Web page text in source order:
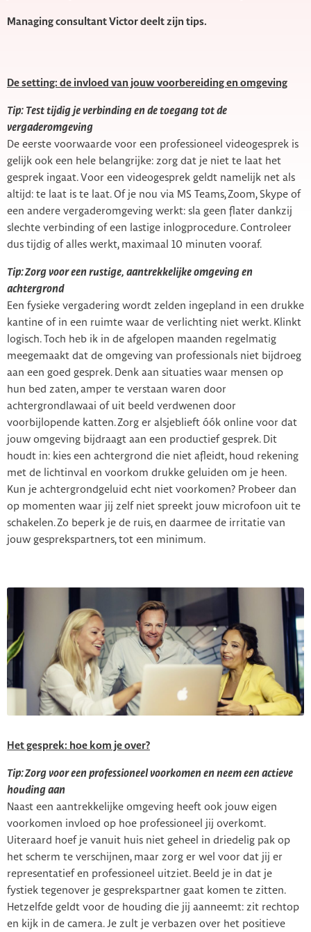
Managing consultant Victor deelt zijn tips.
De setting: de invloed van jouw voorbereiding en omgeving
Tip: Test tijdig je verbinding en de toegang tot de
vergaderomgeving
De eerste voorwaarde voor een professioneel videogesprek is
gelijk ook een hele belangrijke: zorg dat je niet te laat het
gesprek ingaat. Voor een videogesprek geldt namelijk net als
altijd: te laat is te laat. Of je nou via MS Teams, Zoom, Skype of
een andere vergaderomgeving werkt: sla geen flater dankzij
slechte verbinding of een lastige inlogprocedure. Controleer
dus tijdig of alles werkt, maximaal 10 minuten vooraf.
Tip: Zorg voor een rustige, aantrekkelijke omgeving en
achtergrond
Een fysieke vergadering wordt zelden ingepland in een drukke
kantine of in een ruimte waar de verlichting niet werkt. Klinkt
logisch. Toch heb ik in de afgelopen maanden regelmatig
meegemaakt dat de omgeving van professionals niet bijdroeg
aan een goed gesprek. Denk aan situaties waar mensen op
hun bed zaten, amper te verstaan waren door
achtergrondlawaai of uit beeld verdwenen door
voorbijlopende katten. Zorg er alsjeblieft óók online voor dat
jouw omgeving bijdraagt aan een productief gesprek. Dit
houdt in: kies een achtergrond die niet afleidt, houd rekening
met de lichtinval en voorkom drukke geluiden om je heen.
Kun je achtergrondgeluid echt niet voorkomen? Probeer dan
op momenten waar jij zelf niet spreekt jouw microfoon uit te
schakelen. Zo beperk je de ruis, en daarmee de irritatie van
jouw gesprekspartners, tot een minimum.
Het gesprek: hoe kom je over?
Tip: Zorg voor een professioneel voorkomen en neem een actieve
houding aan
Naast een aantrekkelijke omgeving heeft ook jouw eigen
voorkomen invloed op hoe professioneel jij overkomt.
Uiteraard hoef je vanuit huis niet geheel in driedelig pak op
het scherm te verschijnen, maar zorg er wel voor dat jij er
representatief en professioneel uitziet. Beeld je in dat je
fystiek tegenover je gesprekspartner gaat komen te zitten.
Hetzelfde geldt voor de houding die jij aanneemt: zit rechtop
en kijk in de camera. Je zult je verbazen over het positieve